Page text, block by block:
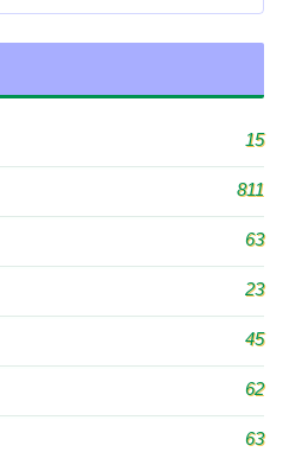
15
811
63
23
45
62
63